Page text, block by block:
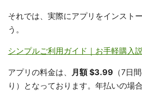
それでは、実際にアプリをインスト
う。
シンプルご利用ガイド｜お手軽購入
アプリの料金は、 月額 $3.99 （7日
り）となっております。年払いの場